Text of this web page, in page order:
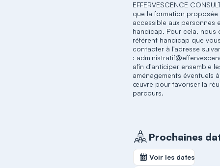
EFFERVESCENCE
que la formation proposée
accessible aux personnes
handicap. Pour cela, nous
référent handicap que
contacter à l'adresse
:
afin d'anticiper ensemble
aménagements éventuels
œuvre pour favoriser la
parcours.​
Prochaines
Voir les dates